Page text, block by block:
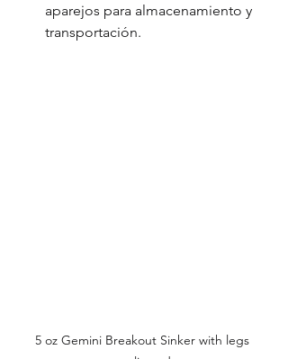
aparejos para almacenamiento y
transportación.
5 oz Gemini Breakout Sinker with legs